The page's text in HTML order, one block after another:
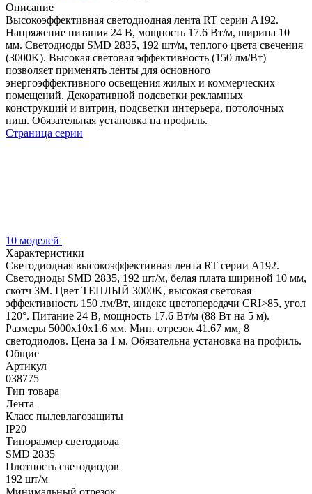
Описание
Высокоэффективная светодиодная лента RT серии A192.
Напряжение питания 24 В, мощность 17.6 Вт/м, ширина 10
мм. Светодиоды SMD 2835, 192 шт/м, теплого цвета свечения
(3000K). Высокая световая эффективность (150 лм/Вт)
позволяет применять ленты для основного
энергоэффективного освещения жилых и коммерческих
помещений. Декоративной подсветки рекламных
конструкций и витрин, подсветки интерьера, потолочных
ниш. Обязательная установка на профиль.
Страница серии
10 моделей
Характеристики
Светодиодная высокоэффективная лента RT серии A192.
Светодиоды SMD 2835, 192 шт/м, белая плата шириной 10 мм,
скотч 3M. Цвет ТЕПЛЫЙ 3000K, высокая световая
эффективность 150 лм/Вт, индекс цветопередачи CRI>85, угол
120°. Питание 24 В, мощность 17.6 Вт/м (88 Вт на 5 м).
Размеры 5000x10x1.6 мм. Мин. отрезок 41.67 мм, 8
светодиодов. Цена за 1 м. Обязательна установка на профиль.
Общие
Артикул
038775
Тип товара
Лента
Класс пылевлагозащиты
IP20
Типоразмер светодиода
SMD 2835
Плотность светодиодов
192 шт/м
Минимальный отрезок